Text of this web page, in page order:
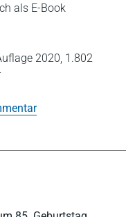
als E-Book
2020, 1.802